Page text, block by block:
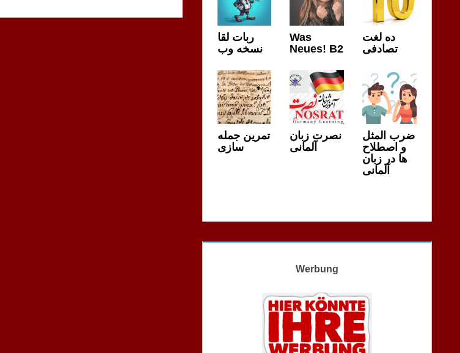
ربات لقا
نسخه وب
Was
Neues! B2
ده لغت
تصادفی
تمرین جمله
سازی
نصرت زبان
آلمانی
ضرب المثل
و اصطلاح
ها در زبان
آلمانی
Werbung